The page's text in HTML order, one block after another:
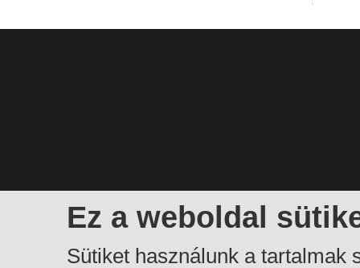
Ez a weboldal
Sütiket használunk a tartalmak